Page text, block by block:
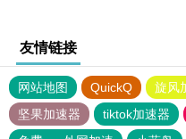
友情链接
网站地图 QuickQ 旋风
坚果加速器
tiktok加速器